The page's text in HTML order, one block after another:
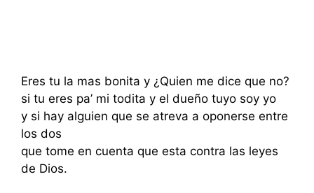
Eres tu la mas bonita y ¿Quien me dice que no?
si tu eres pa’ mi todita y el dueño tuyo soy yo
y si hay alguien que se atreva a oponerse entre
los dos
que tome en cuenta que esta contra las leyes
de Dios.